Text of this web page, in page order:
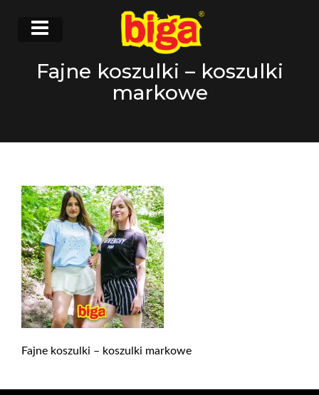
Fajne koszulki – koszulki
markowe
Fajne koszulki – koszulki markowe